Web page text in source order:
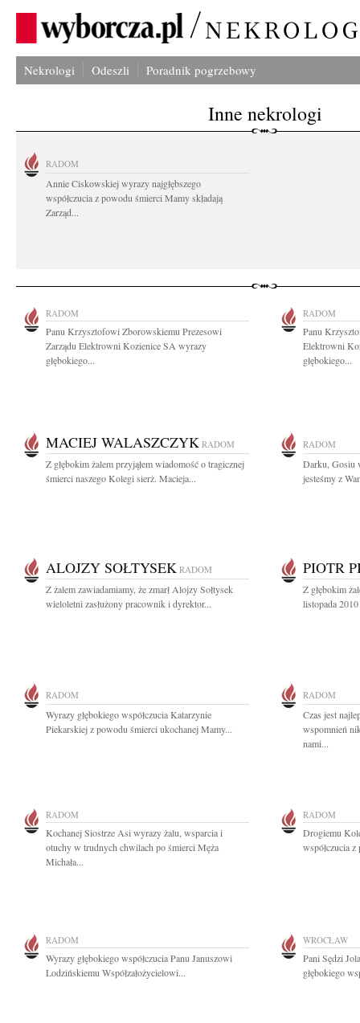
Nekrologi Odeszli Poradnik pogrzebowy
Inne nekrologi
RADOM
Annie Ciskowskiej wyrazy najgłębszego
współczucia z powodu śmierci Mamy składają
Zarząd...
RADOM
Panu Krzysztofowi Zborowskiemu Prezesowi
Zarządu Elektrowni Kozienice SA wyrazy
głębokiego...
RADOM
Panu
Elektrowni
głębokiego...
MACIEJ WALASZCZYK RADOM
Z głębokim żalem przyjąłem wiadomość o tragicznej
śmierci naszego Kolegi sierż. Macieja...
RADOM
Darku, Gosiu
jesteśmy z
ALOJZY SOŁTYSEK RADOM
Z żalem zawiadamiamy, że zmarł Alojzy Sołtysek
wieloletni zasłużony pracownik i dyrektor...
PIOTR
Z głębokim
listopada
RADOM
Wyrazy głębokiego współczucia Katarzynie
Piekarskiej z powodu śmierci ukochanej Mamy...
RADOM
Czas jest
wspomnień
nami...
RADOM
Kochanej Siostrze Asi wyrazy żalu, wsparcia i
otuchy w trudnych chwilach po śmierci Męża
Michała...
RADOM
Drogiemu
współczucia
RADOM
Wyrazy głębokiego współczucia Panu Januszowi
Lodzińskiemu Współzałożycielowi...
WROCŁAW
Pani Sędzi
głębokiego